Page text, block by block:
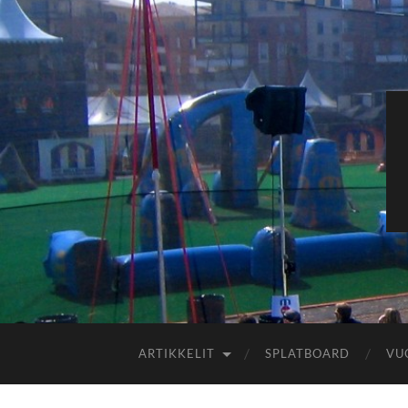
ARTIKKELIT SPLATBOARD